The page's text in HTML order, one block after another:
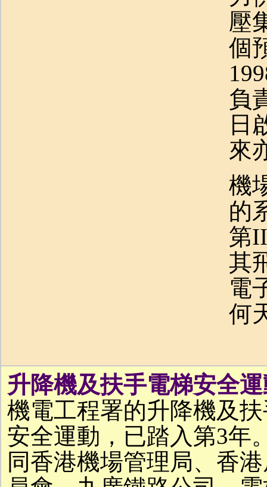
壓
個
負
日
來
機
的
第
其
電
何
升降機及扶手電梯安全
機電工程署的升降機及
安全運動，已踏入第3年
同香港機場管理局、香